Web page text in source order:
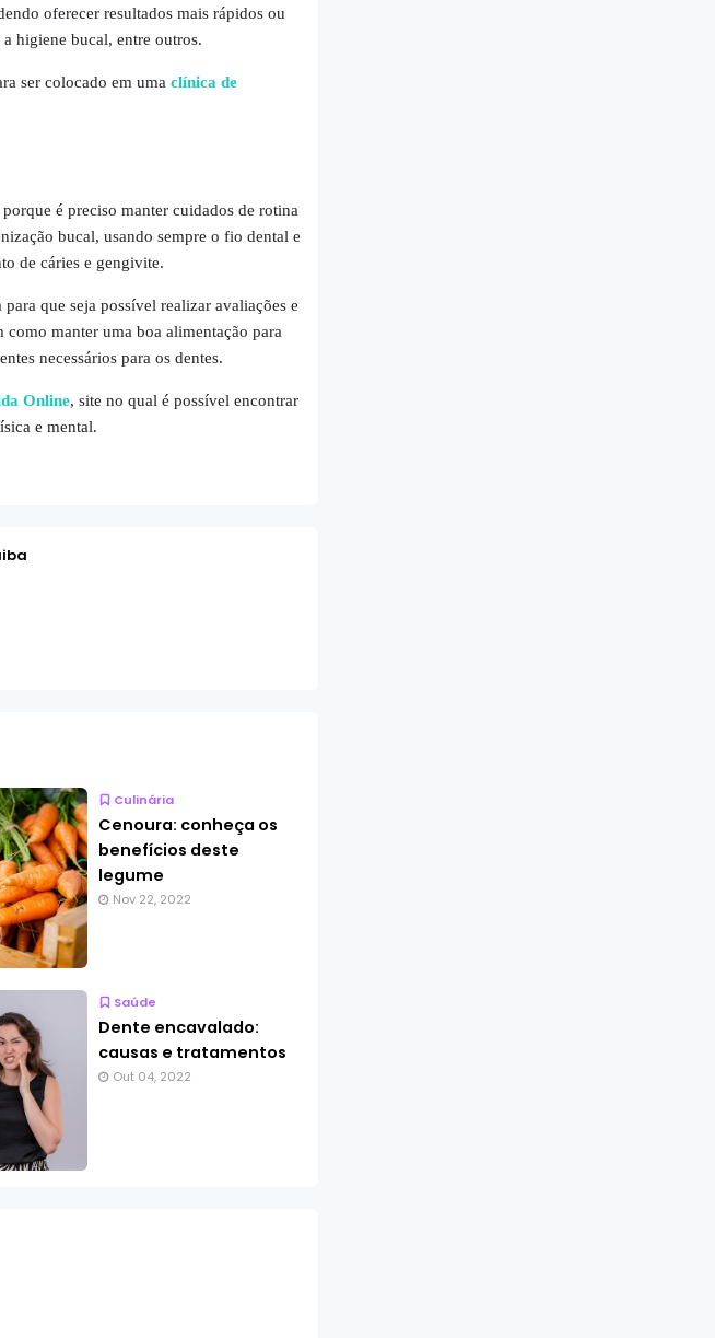
oferecer resultados mais rápidos ou
higiene bucal, entre outros.
ser colocado em uma clínica de
é preciso manter cuidados de rotina
bucal, usando sempre o fio dental e
de cáries e gengivite.
que seja possível realizar avaliações e
manter uma boa alimentação para
necessários para os dentes.
Online, site no qual é possível encontrar
e mental.
Culinária
Cenoura: conheça os
benefícios deste
legume
Nov 22, 2022
Saúde
Dente encavalado:
causas e tratamentos
Out 04, 2022